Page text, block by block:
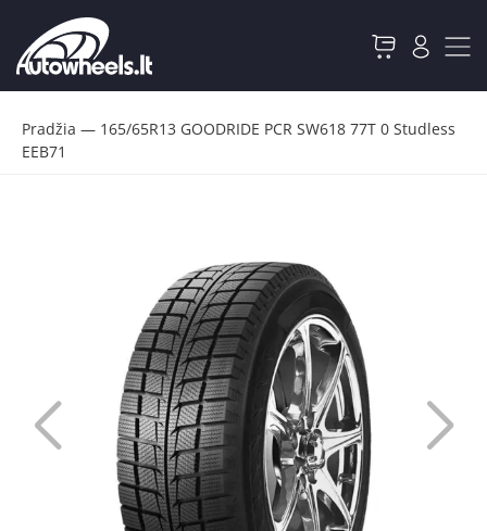
Pradžia — 165/65R13 GOODRIDE PCR SW618 77T 0 Studless
EEB71